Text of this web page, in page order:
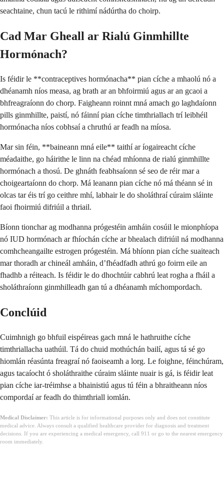
seachtaine, chun tacú le rithimí nádúrtha do choirp.
Cad Mar Gheall ar Rialú Ginmhillte
Hormónach?
Is féidir le **contraceptives hormónacha** pian cíche a mhaolú nó a
dhéanamh níos measa, ag brath ar an bhfoirmiú agus ar an gcaoi a
bhfreagraíonn do chorp. Faigheann roinnt mná amach go laghdaíonn
pills ginmhillte, paistí, nó fáinní pian cíche timthriallach trí leibhéil
hormónacha níos cobhsaí a chruthú ar feadh na míosa.
Mar sin féin, **baineann mná eile** taithí ar íogaireacht cíche
méadaithe, go háirithe le linn na chéad mhíonna de rialú ginmhillte
hormónach a thosú. De ghnáth feabhsaíonn sé seo de réir mar a
choigeartaíonn do chorp. Má leanann pian cíche nó má théann sé in
olcas tar éis trí go ceithre mhí, labhair le do sholáthraí cúraim sláinte
faoi fhoirmiú difriúil a thriail.
Bíonn tionchar ag modhanna prógestéin amháin cosúil le mionphíopa
nó IUD hormónach ar fhíochán cíche ar bhealach difriúil ná modhanna
comhcheangailte estrogen prógestéin. Má bhíonn pian cíche suaiteach
mar thoradh ar chineál amháin, d’fhéadfadh athrú go foirm eile an
fhadhb a réiteach. Is féidir le do dhochtúir cabhrú leat rogha a fháil a
sholáthraíonn ginmhilleadh gan tú a dhéanamh míchompordach.
Conclúid
Cuimhnigh go bhfuil eispéireas gach mná le hathruithe cíche
timthriallacha uathúil. Tá do chuid mothúchán bailí, agus tá sé go
hiomlán réasúnta freagraí nó faoiseamh a lorg. Le foighne, féinchúram,
agus tacaíocht ó sholáthraithe cúraim sláinte nuair is gá, is féidir leat
pian cíche iar-tréimhse a bhainistiú agus tú féin a bhraitheann níos
compordaí ar feadh do thimthriall iomlán.
Medical Disclaimer: This article is for informational purposes only and does not constitute
medical advice. Always consult a qualified healthcare provider for diagnosis and treatment
decisions. If you are experiencing a medical emergency, call 911 or go to the nearest emergency
room immediately.